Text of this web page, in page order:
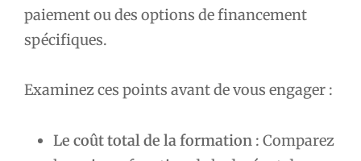
paiement ou des options de financement
spécifiques.
Examinez ces points avant de vous engager :
Le coût total de la formation : Comparez